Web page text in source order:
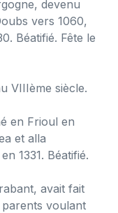
devenu
vers 1060,
Béatifié. Fête le
VIIIème siècle.
en Frioul en
et alla
1331. Béatifié.
avait fait
voulant